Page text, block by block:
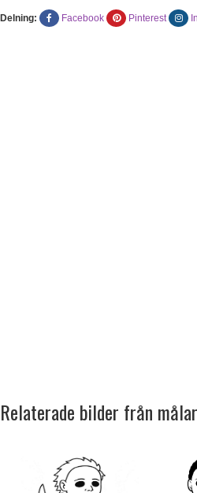
Delning: Facebook Pinterest
Relaterade bilder från